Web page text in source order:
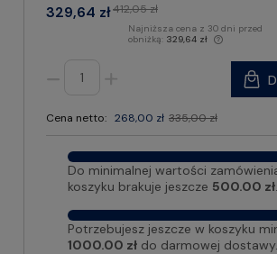
329,64 zł412,05 zł
Najniższa cena z 30 dni przed
obniżką: 329,64 zł
Cena netto: 268,00 zł 335,00 zł
Do minimalnej wartości
koszyku brakuje jeszcze 500.00 zł.
Potrzebujesz jeszcze w koszyku
1000.00 zł do darmowej dostawy.